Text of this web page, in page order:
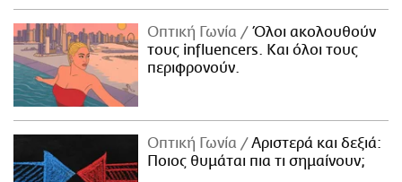
Οπτική Γωνία
Όλοι ακολουθούν
τους influencers. Και όλοι τους
περιφρονούν.
Οπτική Γωνία
Αριστερά και δεξιά:
Ποιος θυμάται πια τι σημαίνουν;